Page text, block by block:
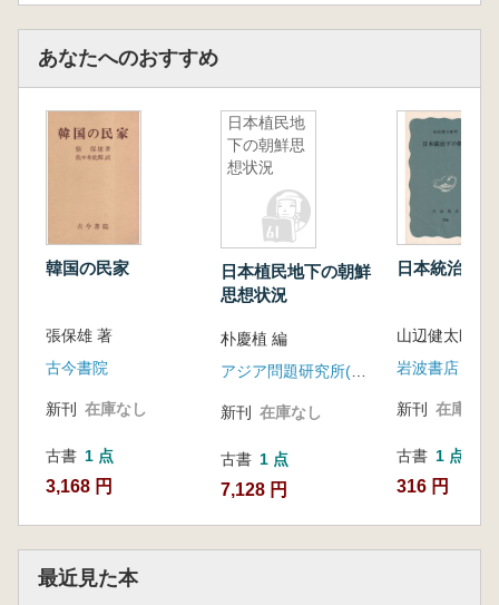
あなたへのおすすめ
韓国の民家
張保雄 著
古今書院
新刊 在庫なし
古書 1 点
3,168 円
日本植民地
下の朝鮮思
想状況
日本植民地下の朝鮮
思想状況
朴慶植 編
新刊 在庫なし
古書 1 点
7,128 円
日本統治下
山辺健太郎
岩波書店
新刊 在庫なし
古書 1 点
316 円
最近見た本